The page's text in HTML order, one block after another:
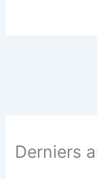
Derniers